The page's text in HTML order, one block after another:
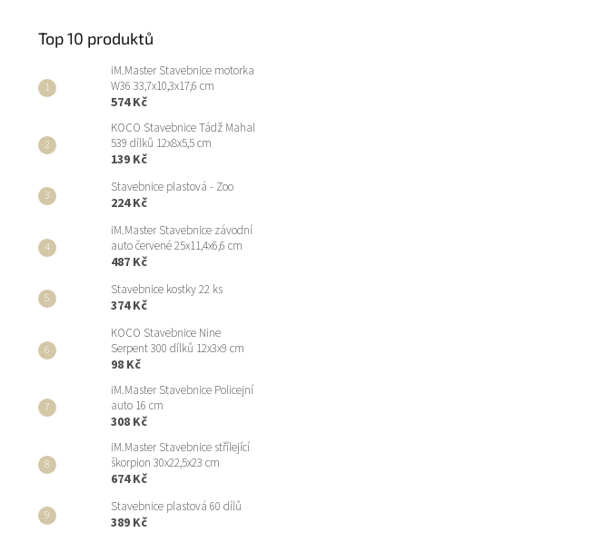
Top 10 produktů
iM.Master Stavebnice motorka
W36 33,7x10,3x17,6 cm
574 Kč
KOCO Stavebnice Tádž Mahal
539 dílků 12x8x5,5 cm
139 Kč
Stavebnice plastová - Zoo
224 Kč
iM.Master Stavebnice závodní
auto červené 25x11,4x6,6 cm
487 Kč
Stavebnice kostky 22 ks
374 Kč
KOCO Stavebnice Nine
Serpent 300 dílků 12x3x9 cm
98 Kč
iM.Master Stavebnice Policejní
auto 16 cm
308 Kč
iM.Master Stavebnice střílející
škorpion 30x22,5x23 cm
674 Kč
Stavebnice plastová 60 dílů
389 Kč